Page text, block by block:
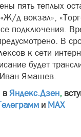
пять теплых
д вокзал»,
подключения.
В
к сети
будет
Иван Ямашев.
в Яндекс.Дзен,
и МАХ